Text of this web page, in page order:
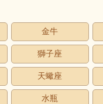
金牛
獅子座
天蠍座
水瓶